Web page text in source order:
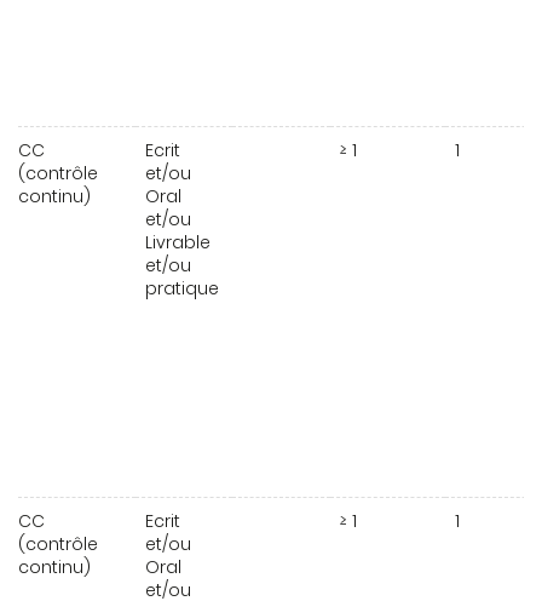
CC
(contrôle
continu)
Ecrit
et/ou
Oral
et/ou
Livrable
et/ou
pratique
≥ 1 1
CC
(contrôle
continu)
Ecrit
et/ou
Oral
et/ou
≥ 1 1